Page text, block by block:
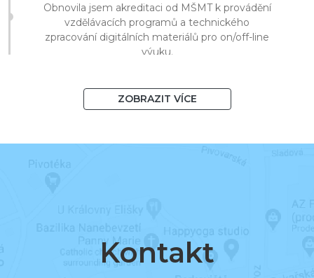
Obnovila jsem akreditaci od MŠMT k provádění
vzdělávacích programů a technického
zpracování digitálních materiálů pro on/off-line
výuku.
srpen 2020
Překročila jsem 1 000 knih v systému
listopad 2019
ZOBRAZIT VÍCE
Kontakt